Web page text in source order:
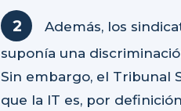
Además, los
suponía una
Sin embargo, el Tribunal
que la IT es, por